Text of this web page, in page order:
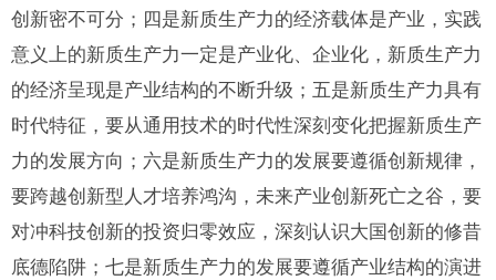
创新密不可分；四是新质生产力的经济载体是产业，实践
意义上的新质生产力一定是产业化、企业化，新质生产力
的经济呈现是产业结构的不断升级；五是新质生产力具有
时代特征，要从通用技术的时代性深刻变化把握新质生产
力的发展方向；六是新质生产力的发展要遵循创新规律，
要跨越创新型人才培养鸿沟，未来产业创新死亡之谷，要
对冲科技创新的投资归零效应，深刻认识大国创新的修昔
底德陷阱；七是新质生产力的发展要遵循产业结构的演进